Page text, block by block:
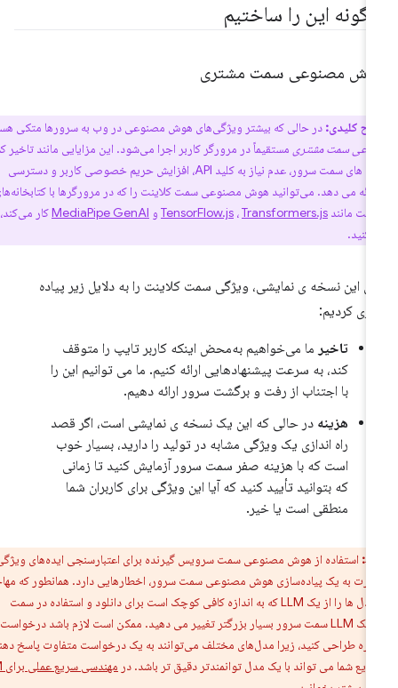
این را ساختیم
مصنوعی سمت مشتری
کلیدی:در حالی که بیشتر ویژگی‌های هوش مصنوعی در وب به سرورها متکی هستند،
سمت مشتریمستقیماً در مرورگر کاربر اجرا می‌شود. این مزایایی مانند تاخیر کم،
کاهش هزینه های سمت سرور، عدم نیاز به کلید API، افزایش حریم خصوصی کاربر و دسترسی
ارائه می دهد. می‌توانید هوش مصنوعی سمت کلاینت را که در مرورگرها با کتابخانه‌های
مانند
TensorFlow.js،Transformers.js وMediaPipe GenAIکار می‌کند،
این نسخه ی نمایشی، ویژگی سمت کلاینت را به دلایل زیر پیاده
کردیم:
تاخیرما می‌خواهیم به‌محض اینکه کاربر تایپ را متوقف
کند، به سرعت پیشنهادهایی ارائه کنیم. ما می توانیم این را
با اجتناب از رفت و برگشت سرور ارائه دهیم.
هزینهدر حالی که این یک نسخه ی نمایشی است، اگر قصد
راه اندازی یک ویژگی مشابه در تولید را دارید، بسیار خوب
است که با هزینه صفر سمت سرور آزمایش کنید تا زمانی
که بتوانید تأیید کنید که آیا این ویژگی برای کاربران شما
منطقی است یا خیر.
استفاده از هوش مصنوعی سمت سرویس گیرنده برای اعتبارسنجی ایده‌های ویژگی
به یک پیاده‌سازی هوش مصنوعی سمت سرور، اخطارهایی دارد. همانطور که مهاجرت
می کنید، مدل ها را از یک LLM که به اندازه کافی کوچک است برای دانلود و استفاده در سمت
مشتری، به یک LLM سمت سرور بسیار بزرگتر تغییر می دهید. ممکن است لازم باشد درخواست
طراحی کنید، زیرا مدل‌های مختلف می‌توانند به یک درخواست متفاوت پاسخ دهند.
شما می تواند با یک مدل توانمندتر دقیق تر باشد. در
مهندسی سریع عملی برای LLM